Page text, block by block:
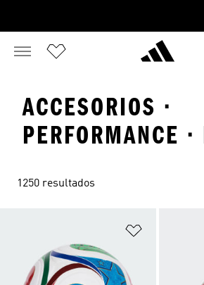
ACCESORIOS ·
PERFORMANCE
1250 resultados